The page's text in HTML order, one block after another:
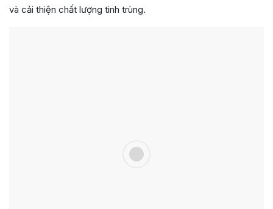
và cải thiện chất lượng tinh trùng.